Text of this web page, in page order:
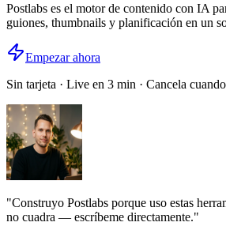
Postlabs es el motor de contenido con IA
guiones, thumbnails y planificación en un
Empezar ahora
Sin tarjeta · Live en 3 min · Cancela
"Construyo Postlabs porque uso estas
no cuadra — escríbeme directamente."